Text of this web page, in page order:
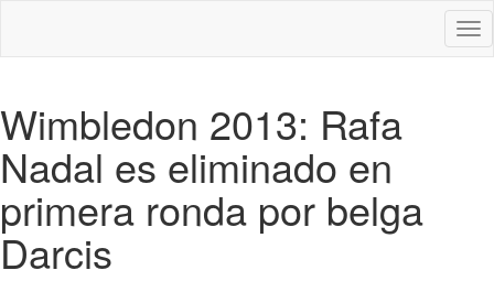
Wimbledon 2013: Rafa
Nadal es eliminado en
primera ronda por belga
Darcis